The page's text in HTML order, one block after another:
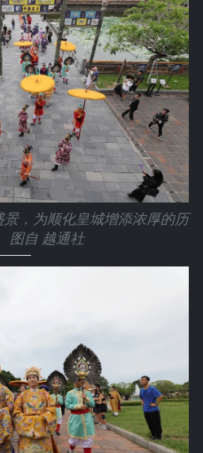
，为顺化皇城增添浓厚的历
图自 越通社